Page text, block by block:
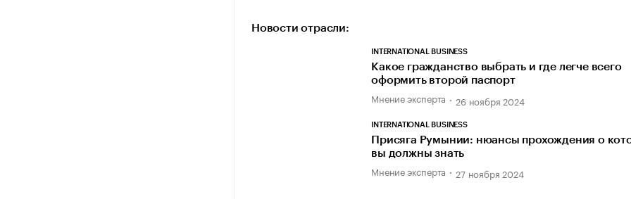
Новости отрасли:
INTERNATIONAL BUSINESS
Какое гражданство выбрать и где легче всего
оформить второй паспорт
Мнение эксперта 26 ноября 2024
INTERNATIONAL BUSINESS
Присяга Румынии: нюансы прохождения о
вы должны знать
Мнение эксперта 27 ноября 2024